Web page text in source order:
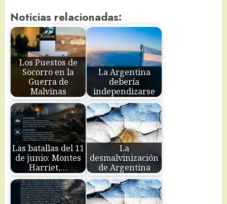
Noticias relacionadas:
Los Puestos de
Socorro en la
Guerra de
Malvinas
La Argentina
debería
independizarse
Las batallas del 11
de junio: Montes
Harriet,…
La
desmalvinización
de Argentina